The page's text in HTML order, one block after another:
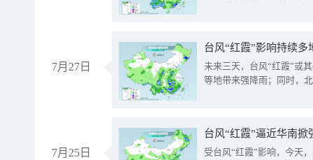
7月27日
台风“红霞”影响持续
未来三天，台风“红霞”或
等地带来强降雨；同时，
7月25日
台风“红霞”逼近华南
受台风“红霞”影响，今天